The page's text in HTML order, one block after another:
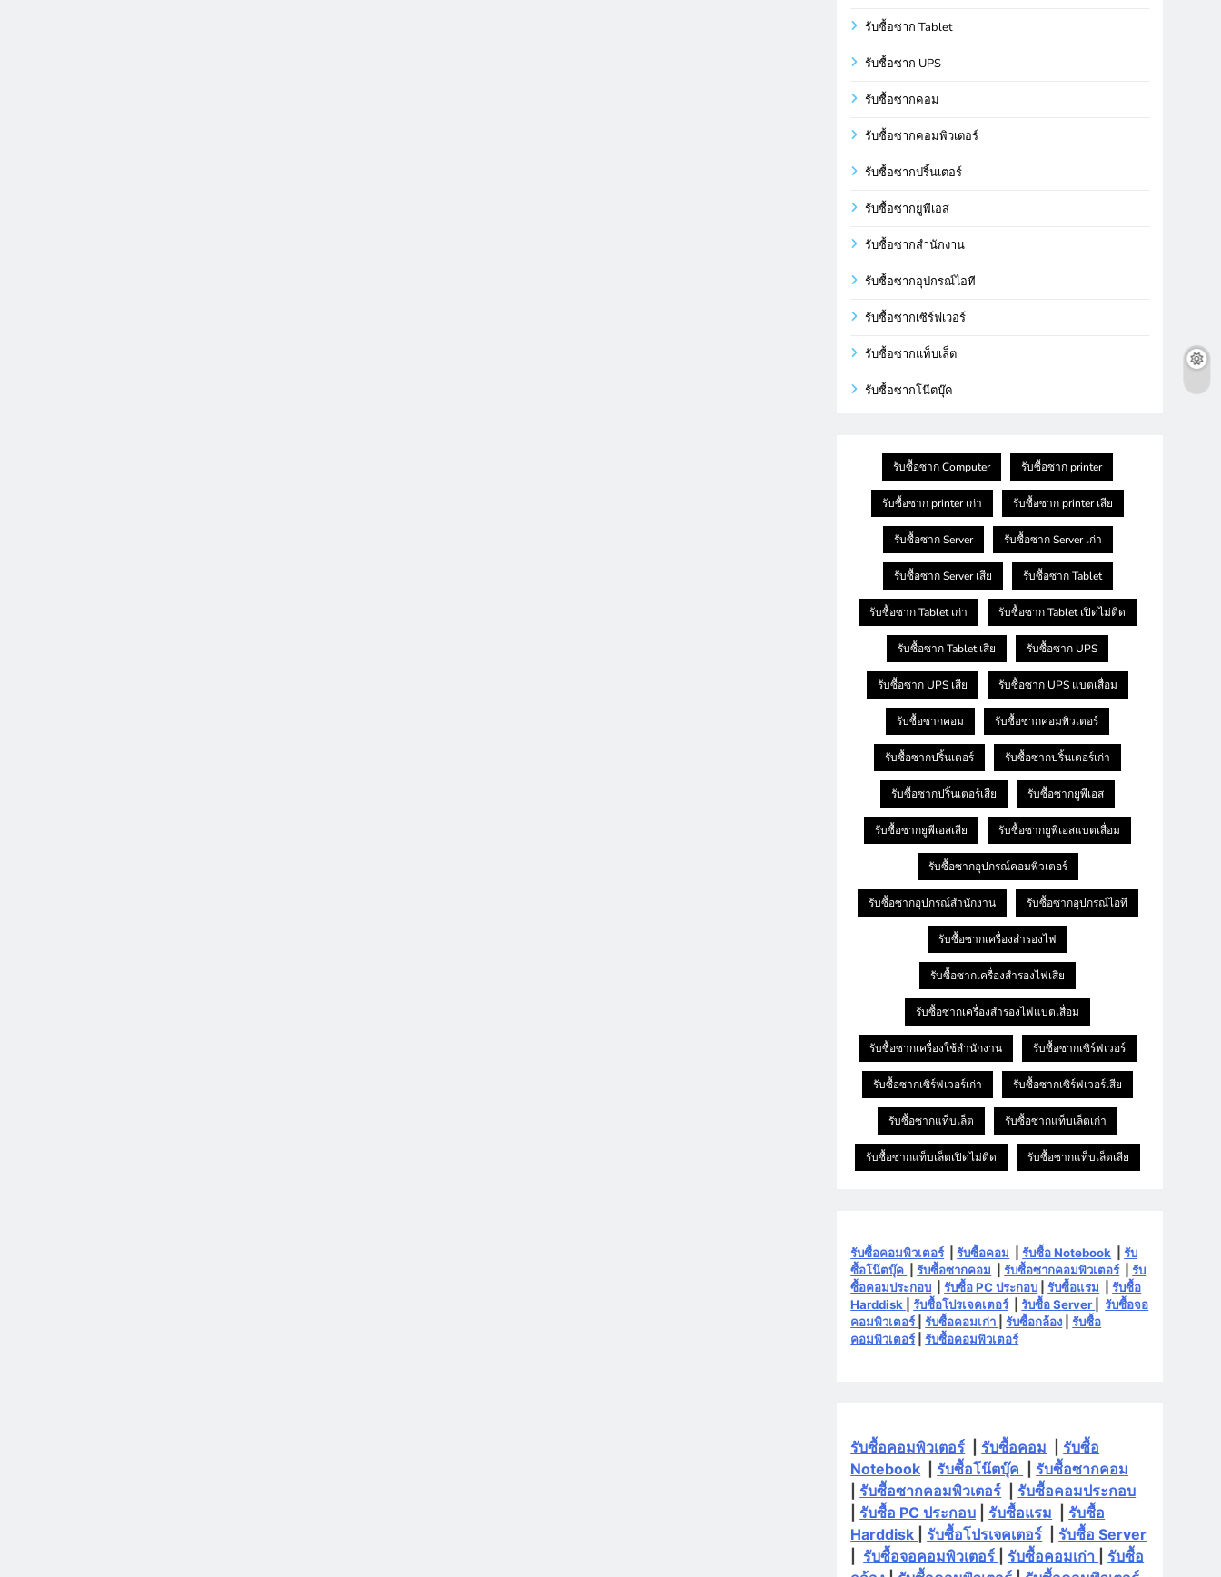
รับซื้อซาก Tablet
รับซื้อซาก UPS
รับซื้อซากคอม
รับซื้อซากคอมพิวเตอร์
รับซื้อซากปริ้นเตอร์
รับซื้อซากยูพีเอส
รับซื้อซากสำนักงาน
รับซื้อซากอุปกรณ์ไอที
รับซื้อซากเซิร์ฟเวอร์
รับซื้อซากแท็บเล็ต
รับซื้อซากโน๊ตบุ๊ค
รับซื้อซาก Computer รับซื้อซาก printer
รับซื้อซาก printer เก่า รับซื้อซาก printer เสีย
รับซื้อซาก Server รับซื้อซาก Server เก่า
รับซื้อซาก Server เสีย รับซื้อซาก Tablet
รับซื้อซาก Tablet เก่า รับซื้อซาก Tablet เปิดไม่ติด
รับซื้อซาก Tablet เสีย รับซื้อซาก UPS
รับซื้อซาก UPS เสีย รับซื้อซาก UPS แบตเสื่อม
รับซื้อซากคอม รับซื้อซากคอมพิวเตอร์
รับซื้อซากปริ้นเตอร์ รับซื้อซากปริ้นเตอร์เก่า
รับซื้อซากปริ้นเตอร์เสีย รับซื้อซากยูพีเอส
รับซื้อซากยูพีเอสเสีย รับซื้อซากยูพีเอสแบตเสื่อม
รับซื้อซากอุปกรณ์คอมพิวเตอร์
รับซื้อซากอุปกรณ์สำนักงาน รับซื้อซากอุปกรณ์ไอที
รับซื้อซากเครื่องสำรองไฟ
รับซื้อซากเครื่องสำรองไฟเสีย
รับซื้อซากเครื่องสำรองไฟแบตเสื่อม
รับซื้อซากเครื่องใช้สำนักงาน รับซื้อซากเซิร์ฟเวอร์
รับซื้อซากเซิร์ฟเวอร์เก่า รับซื้อซากเซิร์ฟเวอร์เสีย
รับซื้อซากแท็บเล็ต รับซื้อซากแท็บเล็ตเก่า
รับซื้อซากแท็บเล็ตเปิดไม่ติด รับซื้อซากแท็บเล็ตเสีย
รับซื้อคอมพิวเตอร์|รับซื้อคอม |รับซื้อ Notebook |รับ
ซื้อโน๊ตบุ๊ค
|รับซื้อซากคอม |รับซื้อซากคอมพิวเตอร์|รับ
ซื้อคอมประกอบ |รับซื้อ PC ประกอบ |รับซื้อแรม |รับซื้อ
Harddisk
|รับซื้อโปรเจคเตอร์|รับซื้อ Server |รับซื้อจอ
คอมพิวเตอร์
|รับซื้อคอมเก่า |รับซื้อกล้อง |รับซื้อ
คอมพิวเตอร์|รับซื้อคอมพิวเตอร์
รับซื้อคอมพิวเตอร์ รับซื้อคอม
รับซื้อ
Notebook
รับซื้อโน๊ตบุ๊ค
รับซื้อซากคอม
รับซื้อซากคอมพิวเตอร์
รับซื้อคอมประกอบ
รับซื้อ PC ประกอบ รับซื้อแรม
รับซื้อ
Harddisk
รับซื้อโปรเจคเตอร์
รับซื้อ Server
รับซื้อจอคอมพิวเตอร์ รับซื้อคอมเก่า
รับซื้อ